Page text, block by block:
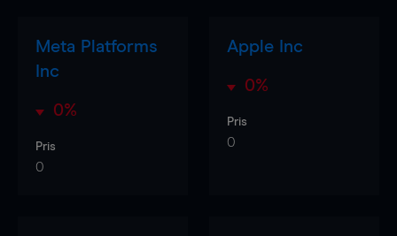
Meta Platforms
Inc
0%
Pris
0
Apple Inc
0%
Pris
0